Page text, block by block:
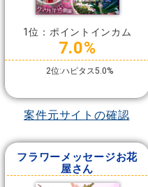
1位：ポイントインカム
7.0%
2位:ハピタス5.0%
案件元サイトの確認
フラワーメッセージお花
屋さん